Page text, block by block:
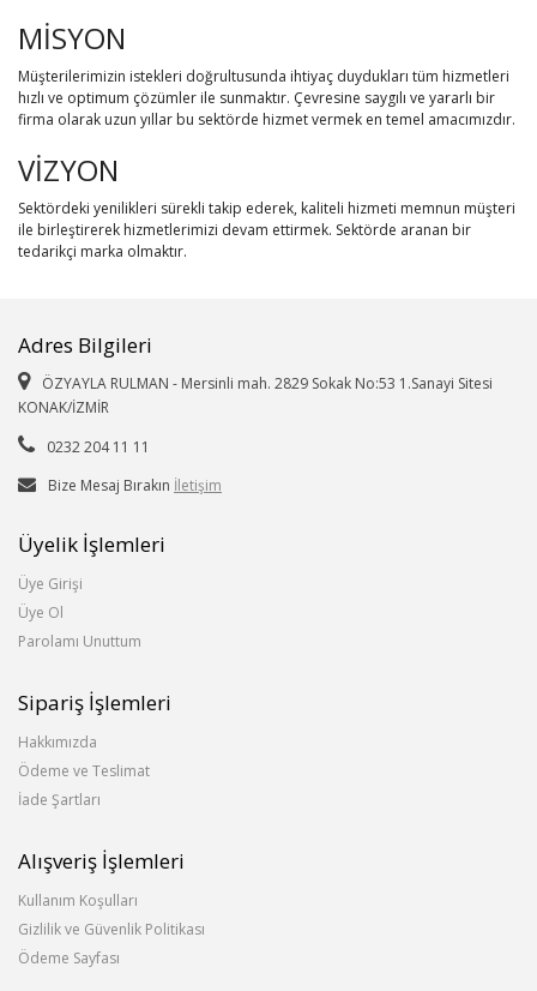
MİSYON
Müşterilerimizin istekleri doğrultusunda ihtiyaç duydukları tüm hizmetleri
hızlı ve optimum çözümler ile sunmaktır. Çevresine saygılı ve yararlı bir
firma olarak uzun yıllar bu sektörde hizmet vermek en temel amacımızdır.
VİZYON
Sektördeki yenilikleri sürekli takip ederek, kaliteli hizmeti memnun müşteri
ile birleştirerek hizmetlerimizi devam ettirmek. Sektörde aranan bir
tedarikçi marka olmaktır.
Adres Bilgileri
ÖZYAYLA RULMAN - Mersinli mah. 2829 Sokak No:53 1.Sanayi Sitesi
KONAK/İZMİR
0232 204 11 11
Bize Mesaj Bırakın İletişim
Üyelik İşlemleri
Üye Girişi
Üye Ol
Parolamı Unuttum
Sipariş İşlemleri
Hakkımızda
Ödeme ve Teslimat
İade Şartları
Alışveriş İşlemleri
Kullanım Koşulları
Gizlilik ve Güvenlik Politikası
Ödeme Sayfası